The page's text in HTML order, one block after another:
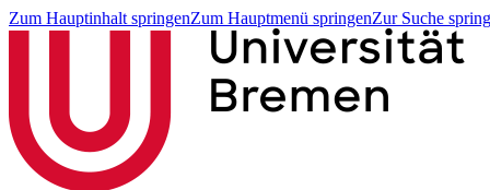
Zum Hauptinhalt springenZum Hauptmenü springenZur Suche